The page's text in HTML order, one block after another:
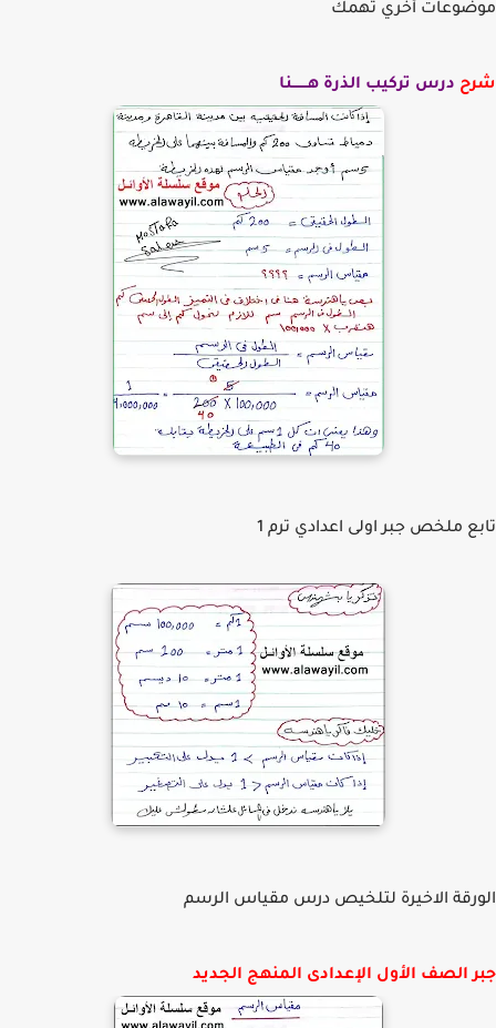
أخري تهمك
درس تركيب الذرة هـــــــنا
ملخص جبر اولى اعدادي ترم 1
الاخيرة لتلخيص درس مقياس الرسم
الصف الأول الإعدادى المنهج الجديد